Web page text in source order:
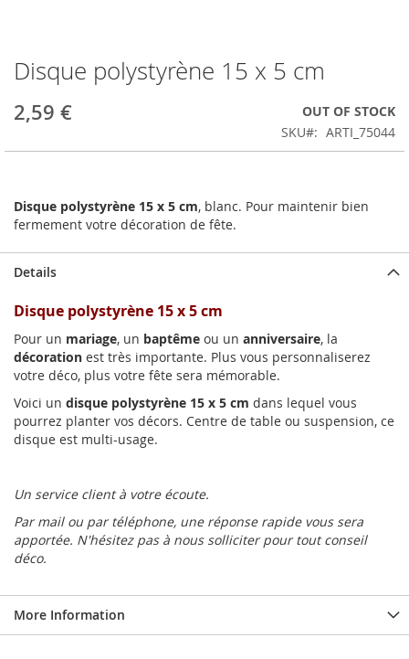
Skip
to
the
beginning
Disque polystyrène 15 x 5 cm
2,59 €
OUT OF STOCK
SKU
ARTI_75044
Disque polystyrène 15 x 5 cm, blanc. Pour maintenir bien
fermement votre décoration de fête.
Details
Disque polystyrène 15 x 5 cm
Pour un mariage, un baptême ou un anniversaire, la
décoration est très importante. Plus vous personnaliserez
votre déco, plus votre fête sera mémorable.
Voici un disque polystyrène 15 x 5 cm dans lequel vous
pourrez planter vos décors. Centre de table ou suspension, ce
disque est multi-usage.
Un service client à votre écoute.
Par mail ou par téléphone, une réponse rapide vous sera
apportée. N'hésitez pas à nous solliciter pour tout conseil
déco.
More Information